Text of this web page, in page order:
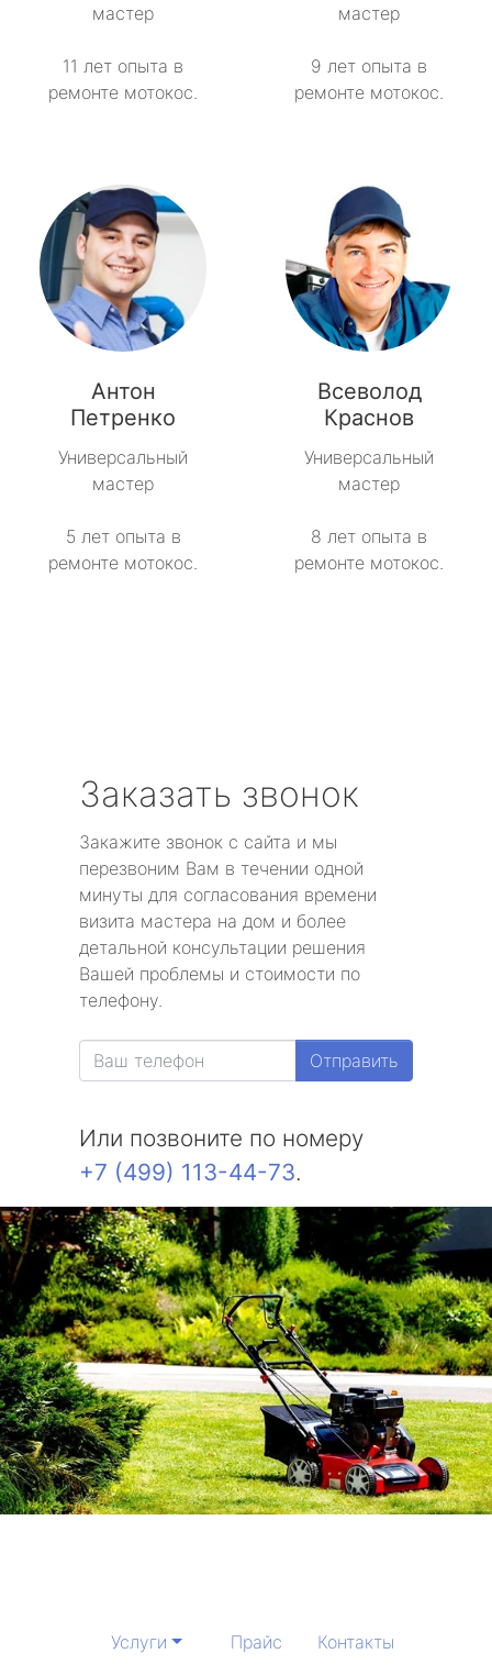
мастер
11 лет опыта в
ремонте мотокос.
мастер
9 лет опыта в
ремонте мотокос.
Антон
Петренко
Универсальный
мастер
5 лет опыта в
ремонте мотокос.
Всеволод
Краснов
Универсальный
мастер
8 лет опыта в
ремонте мотокос.
Заказать звонок
Закажите звонок с сайта и мы
перезвоним Вам в течении одной
минуты для согласования времени
визита мастера на дом и более
детальной консультации решения
Вашей проблемы и стоимости по
телефону.
Отправить
Или позвоните по номеру
+7 (499) 113-44-73.
Услуги Прайс
Контакты